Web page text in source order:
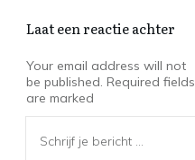
Laat een reactie achter
Your email address will not
be published. Required fields
are marked